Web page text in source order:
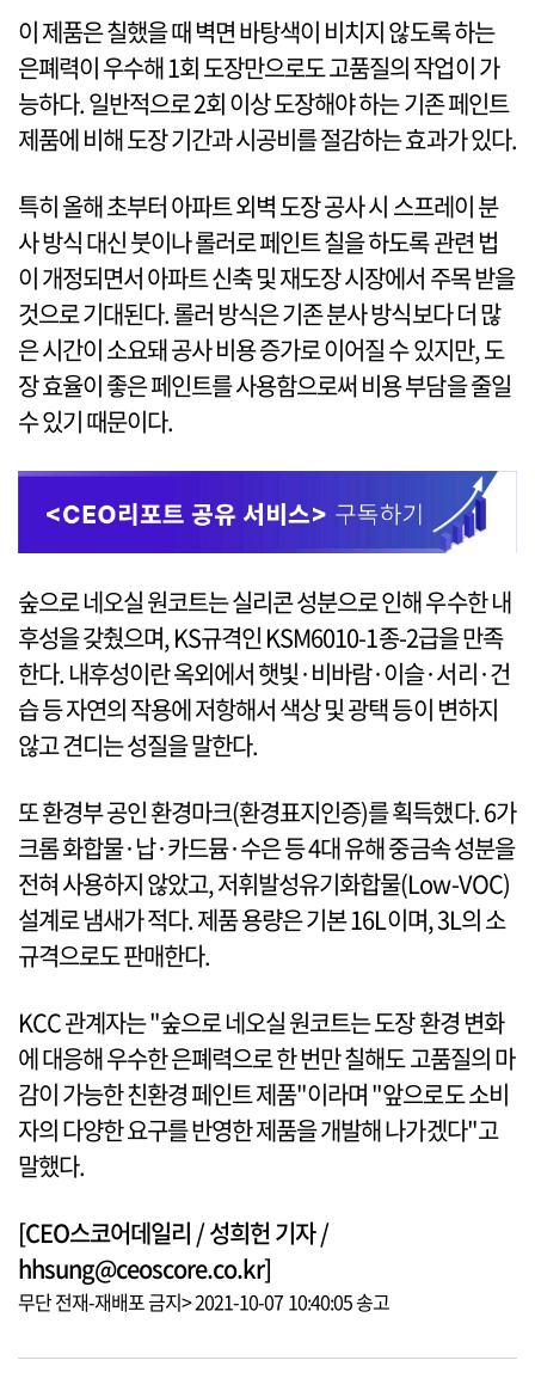
이 제품은 칠했을 때 벽면 바탕색이 비치지 않도록 하는
은폐력이 우수해 1회 도장만으로도 고품질의 작업이 가
능하다. 일반적으로 2회 이상 도장해야 하는 기존 페인트
제품에 비해 도장 기간과 시공비를 절감하는 효과가 있다.
특히 올해 초부터 아파트 외벽 도장 공사 시 스프레이 분
사 방식 대신 붓이나 롤러로 페인트 칠을 하도록 관련 법
이 개정되면서 아파트 신축 및 재도장 시장에서 주목 받을
것으로 기대된다. 롤러 방식은 기존 분사 방식보다 더 많
은 시간이 소요돼 공사 비용 증가로 이어질 수 있지만, 도
장 효율이 좋은 페인트를 사용함으로써 비용 부담을 줄일
수 있기 때문이다.
숲으로 네오실 원코트는 실리콘 성분으로 인해 우수한 내
후성을 갖췄으며, KS규격인 KSM6010-1종-2급을 만족
한다. 내후성이란 옥외에서 햇빛·비바람·이슬·서리·건
습 등 자연의 작용에 저항해서 색상 및 광택 등이 변하지
않고 견디는 성질을 말한다.
또 환경부 공인 환경마크(환경표지인증)를 획득했다. 6가
크롬 화합물·납·카드뮴·수은 등 4대 유해 중금속 성분을
전혀 사용하지 않았고, 저휘발성유기화합물(Low-VOC)
설계로 냄새가 적다. 제품 용량은 기본 16L이며, 3L의 소
규격으로도 판매한다.
KCC 관계자는 "숲으로 네오실 원코트는 도장 환경 변화
에 대응해 우수한 은폐력으로 한 번만 칠해도 고품질의 마
감이 가능한 친환경 페인트 제품"이라며 "앞으로도 소비
자의 다양한 요구를 반영한 제품을 개발해 나가겠다"고
말했다.
[CEO스코어데일리 / 성희헌 기자 /
hhsung@ceoscore.co.kr]
무단 전재-재배포 금지> 2021-10-07 10:40:05 송고